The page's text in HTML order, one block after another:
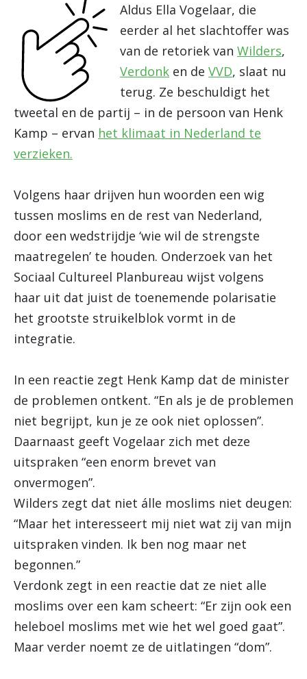
Aldus Ella Vogelaar, die
eerder al het slachtoffer was
van de retoriek van Wilders,
Verdonk en de VVD, slaat nu
terug. Ze beschuldigt het
tweetal en de partij – in de persoon van Henk
Kamp – ervan het klimaat in Nederland te
verzieken.
Volgens haar drijven hun woorden een wig
tussen moslims en de rest van Nederland,
door een wedstrijdje ‘wie wil de strengste
maatregelen’ te houden. Onderzoek van het
Sociaal Cultureel Planbureau wijst volgens
haar uit dat juist de toenemende polarisatie
het grootste struikelblok vormt in de
integratie.
In een reactie zegt Henk Kamp dat de minister
de problemen ontkent. “En als je de problemen
niet begrijpt, kun je ze ook niet oplossen”.
Daarnaast geeft Vogelaar zich met deze
uitspraken “een enorm brevet van
onvermogen”.
Wilders zegt dat niet álle moslims niet deugen:
“Maar het interesseert mij niet wat zij van mijn
uitspraken vinden. Ik ben nog maar net
begonnen.”
Verdonk zegt in een reactie dat ze niet alle
moslims over een kam scheert: “Er zijn ook een
heleboel moslims met wie het wel goed gaat”.
Maar verder noemt ze de uitlatingen “dom”.